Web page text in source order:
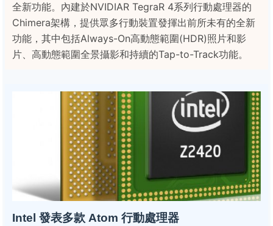
全新功能。內建於NVIDIAR TegraR 4系列行動處理器的
Chimera架構，提供眾多行動裝置發揮出前所未有的全新
功能，其中包括Always-On高動態範圍(HDR)照片和影
片、高動態範圍全景攝影和持續的Tap-to-Track功能。
Intel 發表多款 Atom 行動處理器